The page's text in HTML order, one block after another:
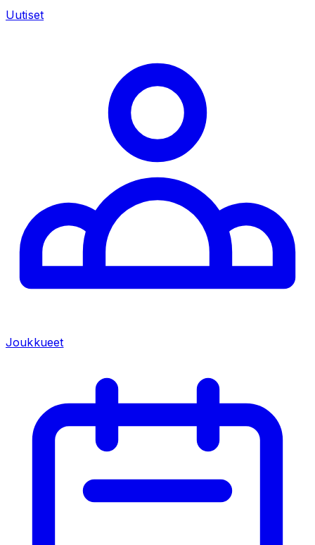
Uutiset
Joukkueet